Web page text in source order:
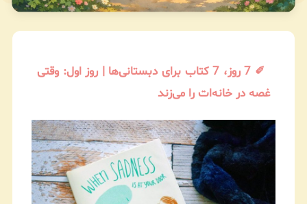
✐ 7 روز، 7 کتاب برای دبستانی‌ها | روز اول: وقتی
غصه در خانه‌ات را می‌زند